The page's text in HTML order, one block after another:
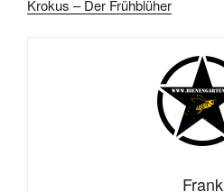
Krokus – Der Frühblüher
Frank